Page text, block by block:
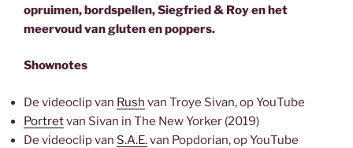
opruimen, bordspellen, Siegfried & Roy en het
meervoud van gluten en poppers.
Shownotes
De videoclip van Rush van Troye Sivan, op YouTube
Portretvan Sivan in The New Yorker (2019)
De videoclip van S.A.E.van Popdorian, op YouTube